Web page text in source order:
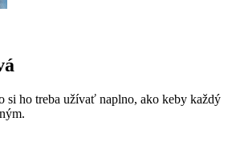
si ho treba užívať naplno, ako keby každý